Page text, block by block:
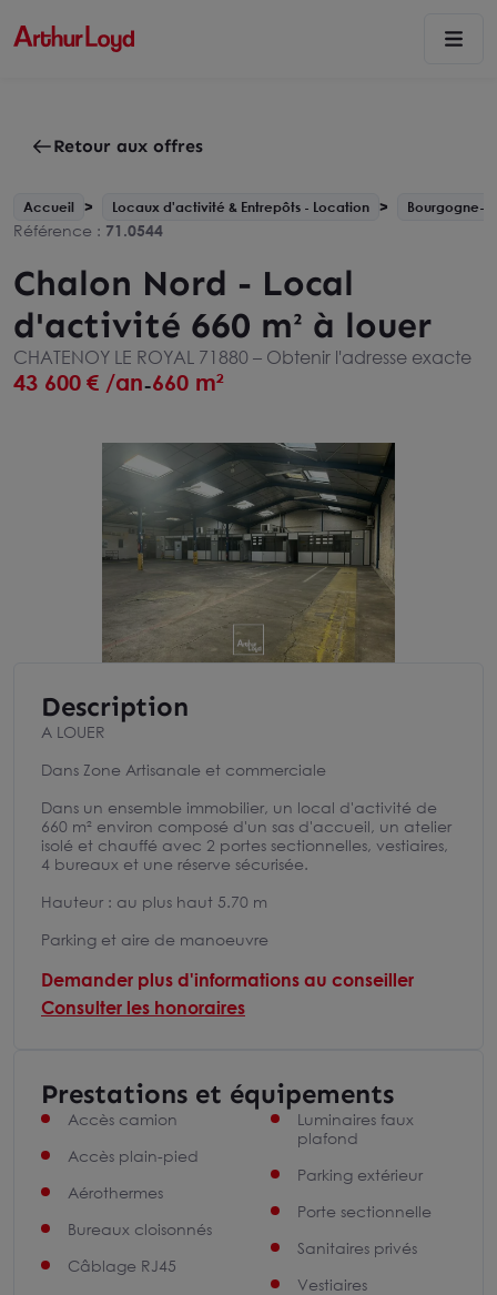
Retour aux offres
Accueil Locaux d'activité & Entrepôts - Location Bourgogne-
Référence : 71.0544
Chalon Nord - Local
d'activité 660 m² à louer
CHATENOY LE ROYAL 71880 – Obtenir l'adresse exacte
43 600 € /an-660 m²
Description
A LOUER
Dans Zone Artisanale et commerciale
Dans un ensemble immobilier, un local d'activité de
660 m² environ composé d'un sas d'accueil, un atelier
isolé et chauffé avec 2 portes sectionnelles, vestiaires,
4 bureaux et une réserve sécurisée.
Hauteur : au plus haut 5.70 m
Parking et aire de manoeuvre
Demander plus d'informations au conseiller
Consulter les honoraires
Prestations et équipements
Accès camion
Accès plain-pied
Aérothermes
Bureaux cloisonnés
Câblage RJ45
Luminaires faux
plafond
Parking extérieur
Porte sectionnelle
Sanitaires privés
Vestiaires